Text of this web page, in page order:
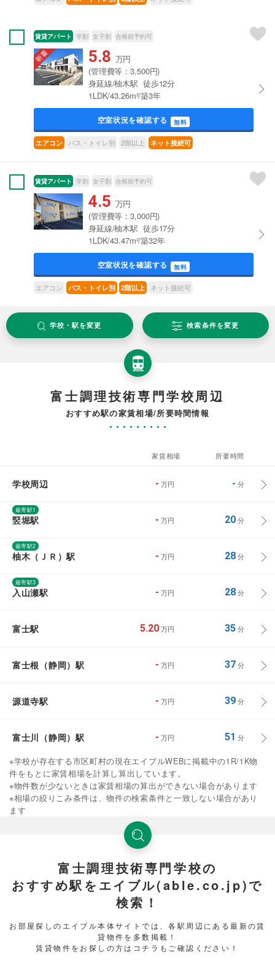
賃貸アパート 学割 女子割 合格前予約可
5.8 万円
(管理費等：3,500円)
身延線/柚木駅 徒歩12分
1LDK/43.26m²/築3年
空室状況を確認する 無料
エアコン バス・トイレ別 2階以上 ネット接続可
賃貸アパート 学割 女子割 合格前予約可
4.5 万円
(管理費等：3,000円)
身延線/柚木駅 徒歩17分
1LDK/43.47m²/築32年
空室状況を確認する 無料
エアコン バス・トイレ別 2階以上 ネット接続可
学校・駅を変更 検索条件を変更
富士調理技術専門学校周辺
おすすめ駅の家賃相場/所要時間情報
家賃相場 所要時間
学校周辺 - 万円 - 分
最寄駅1
竪堀駅 - 万円 20分
最寄駅2
柚木（ＪＲ）駅 - 万円 28分
最寄駅3
入山瀬駅 - 万円 28分
富士駅 5.20 万円 35分
富士根（静岡）駅 - 万円 37分
源道寺駅 - 万円 39分
富士川（静岡）駅 - 万円 51 分
※学校が存在する市区町村の現在エイブルWEBに掲載中の1R/1K物
件をもとに家賃相場を計算し算出しています。
※物件数が少ないときは家賃相場の算出ができない場合があります
※相場の絞りこみ条件は、物件の検索条件と一致しない場合があり
ます
富士調理技術専門学校の
おすすめ駅をエイブル(able.co.jp)で
検索！
お部屋探しのエイブル本体サイトでは、各駅周辺にある最新の賃
貸物件を多数掲載！
賃貸物件をお探しの方はコチラもご確認ください！